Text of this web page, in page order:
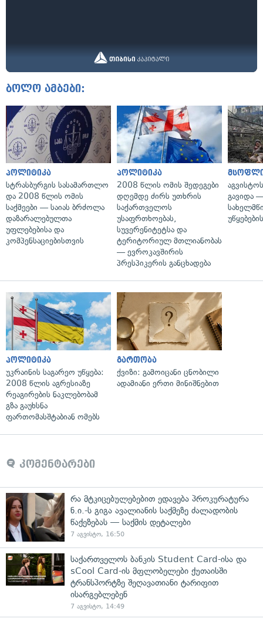
ბოლო ამბები:
პოლიტიკა
სტრასბურგის სასამართლო
და 2008 წლის ომის
საქმეები — საიას ბრძოლა
დაზარალებულთა
უფლებებისა და
კომპენსაციებისთვის
პოლიტიკა
2008 წლის ომის შედეგები
დღემდე ძირს უთხრის
საქართველოს
უსაფრთხოებას,
სუვერენიტეტსა და
ტერიტორიულ მთლიანობას
— ევროკავშირის
პრესპიკერის განცხადება
გავიდა
პოლიტიკა
უკრაინის საგარეო უწყება:
2008 წლის აგრესიაზე
რეაგირების ნაკლებობამ
გზა გაუხსნა
ფართომასშტაბიან ომებს
გართობა
ქვიზი: გამოიცანი ცნობილი
ადამიანი ერთი მინიშნებით
კომენტარები
რა მტკიცებულებებით ედავება პროკურატურა
ნ.ი.-ს გიგა ავალიანის საქმეზე ძალადობის
წაქეზებას — საქმის დეტალები
7 აგვისტო, 16:50
საქართველოს ბანკის Student Card-ისა და
sCool Card-ის მფლობელები ქუთაისში
ტრანსპორტზე შეღავათიანი ტარიფით
ისარგებლებენ
7 აგვისტო, 14:49